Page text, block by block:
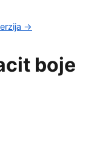
→
boje